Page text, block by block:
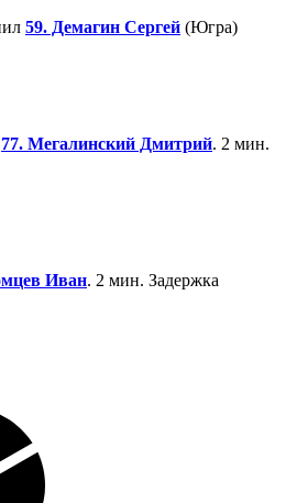
59. Демагин Сергей (Югра)
77. Мегалинский Дмитрий. 2 мин.
Иван. 2 мин. Задержка